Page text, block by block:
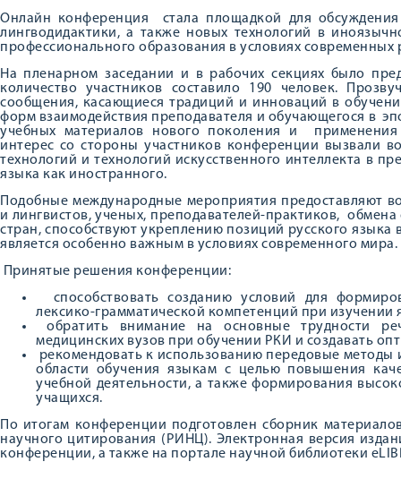
Онлайн конференция стала площадкой для
лингводидактики, а также новых технологий в
профессионального образования в условиях современных
На пленарном заседании и в рабочих секциях было
количество участников составило 190 человек.
сообщения, касающиеся традиций и инноваций в
форм взаимодействия преподавателя и обучающегося в
учебных материалов нового поколения и
интерес со стороны участников конференции вызвали
технологий и технологий искусственного интеллекта в
языка как иностранного.
Подобные международные мероприятия предоставляют
и лингвистов, ученых, преподавателей-практиков,
стран, способствуют укреплению позиций русского
является особенно важным в условиях современного мира.
Принятые решения конференции:
способствовать созданию условий для
лексико-грамматической компетенций при изучении
обратить внимание на основные трудности
медицинских вузов при обучении РКИ и создавать
рекомендовать к использованию передовые
области обучения языкам с целью повышения
учебной деятельности, а также формирования
учащихся.
По итогам конференции подготовлен сборник
научного цитирования (РИНЦ). Электронная версия
конференции, а также на портале научной библиотеки